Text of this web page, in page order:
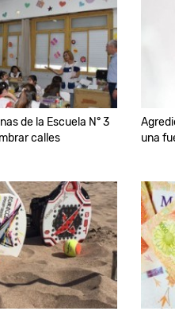
de la Escuela N° 3
calles
una